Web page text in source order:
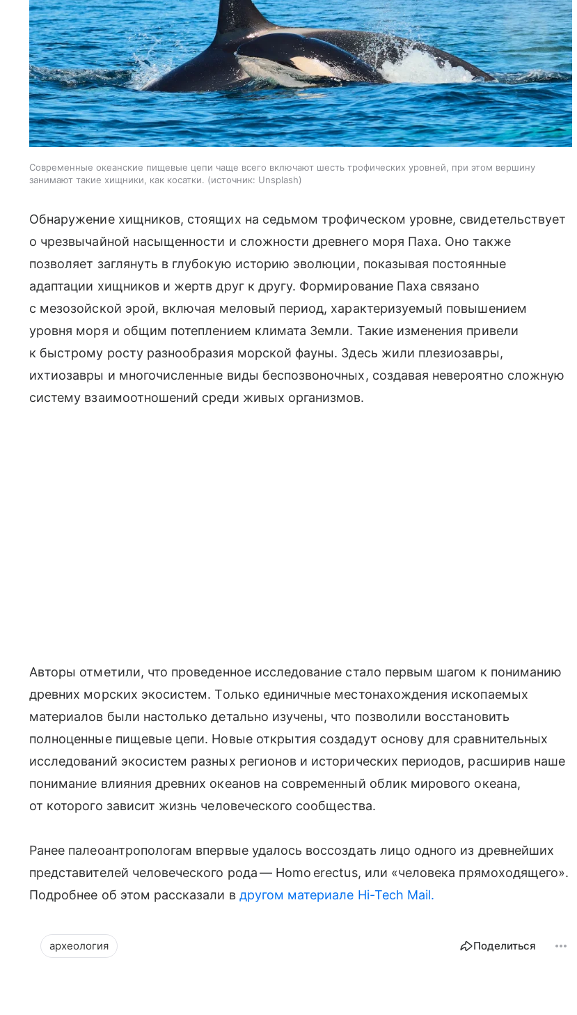
Современные океанские пищевые цепи чаще всего включают шесть трофических уровней, при этом вершину
занимают такие хищники, как косатки.
источник: Unsplash
Обнаружение хищников, стоящих на седьмом трофическом уровне, свидетельствует
о чрезвычайной насыщенности и сложности древнего моря Паха. Оно также
позволяет заглянуть в глубокую историю эволюции, показывая постоянные
адаптации хищников и жертв друг к другу. Формирование Паха связано
с мезозойской эрой, включая меловый период, характеризуемый повышением
уровня моря и общим потеплением климата Земли. Такие изменения привели
к быстрому росту разнообразия морской фауны. Здесь жили плезиозавры,
ихтиозавры и многочисленные виды беспозвоночных, создавая невероятно сложную
систему взаимоотношений среди живых организмов.
Авторы отметили, что проведенное исследование стало первым шагом к пониманию
древних морских экосистем. Только единичные местонахождения ископаемых
материалов были настолько детально изучены, что позволили восстановить
полноценные пищевые цепи. Новые открытия создадут основу для сравнительных
исследований экосистем разных регионов и исторических периодов, расширив наше
понимание влияния древних океанов на современный облик мирового океана,
от которого зависит жизнь человеческого сообщества.
Ранее палеоантропологам впервые удалось воссоздать лицо одного из древнейших
представителей человеческого рода — Homo erectus, или «человека прямоходящего».
Подробнее об этом рассказали в другом материале Hi-Tech Mail.
археология Поделиться